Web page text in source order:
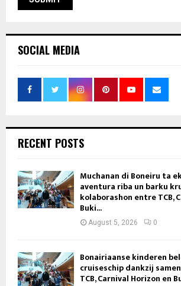
SOCIAL MEDIA
RECENT POSTS
Muchanan di Boneiru ta
aventura riba un barku
kolaborashon entre TCB,
Buki...
August 5, 2026 0
Bonairiaanse kinderen
cruiseschip dankzij
TCB, Carnival Horizon en